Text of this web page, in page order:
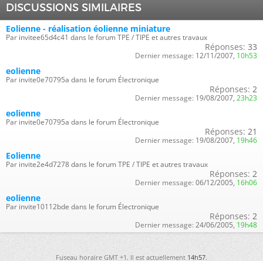
DISCUSSIONS SIMILAIRES
Eolienne - réalisation éolienne miniature
Par invitee65d4c41 dans le forum TPE / TIPE et autres travaux
Réponses: 33
Dernier message: 12/11/2007, 10h53
eolienne
Par invite0e70795a dans le forum Électronique
Réponses: 2
Dernier message: 19/08/2007, 23h23
eolienne
Par invite0e70795a dans le forum Électronique
Réponses: 21
Dernier message: 19/08/2007, 19h46
Eolienne
Par invite2e4d7278 dans le forum TPE / TIPE et autres travaux
Réponses: 2
Dernier message: 06/12/2005, 16h06
eolienne
Par invite10112bde dans le forum Électronique
Réponses: 2
Dernier message: 24/06/2005, 19h48
Fuseau horaire GMT +1. Il est actuellement14h57.